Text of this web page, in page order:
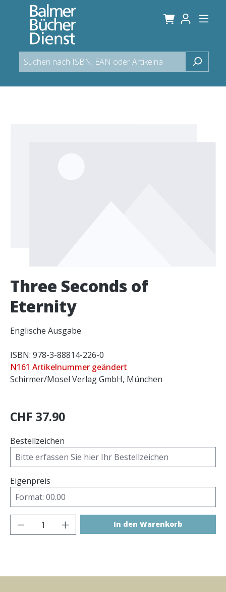
springen
Three Seconds of
Eternity
Englische Ausgabe
ISBN: 978-3-88814-226-0
N161 Artikelnummer geändert
Schirmer/Mosel Verlag GmbH, München
CHF 37.90
Bestellzeichen
Eigenpreis
Produkt Anzahl: Gib den gewünschten
In den Warenkorb